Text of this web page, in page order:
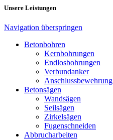
Unsere Leistungen
Navigation überspringen
Betonbohren
Kernbohrungen
Endlosbohrungen
Verbundanker
Anschlussbewehrung
Betonsägen
Wandsägen
Seilsägen
Zirkelsägen
Fugenschneiden
Abbrucharbeiten